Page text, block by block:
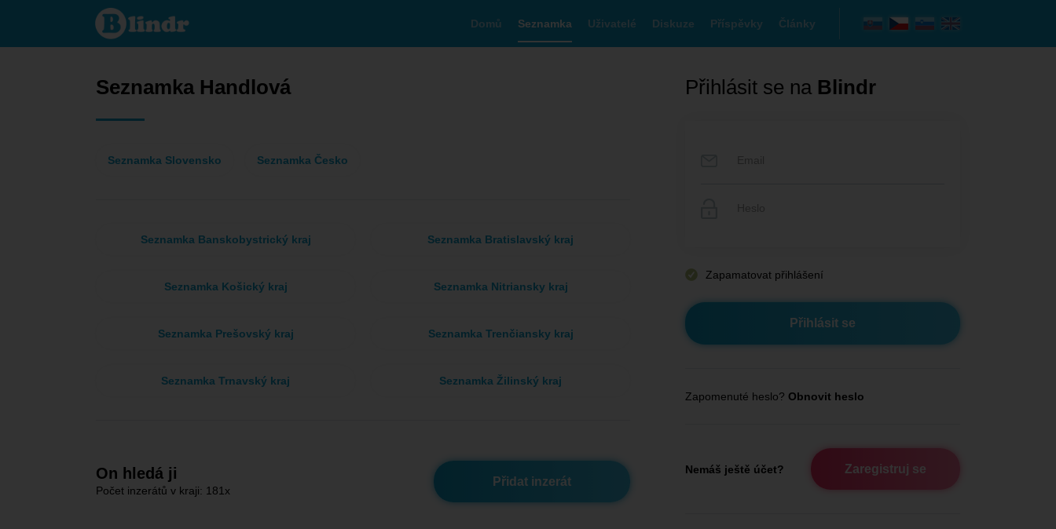
Seznamka
- On
hledá ji
Domů Seznamka Uživatelé Diskuze Příspěvky Články
Seznamka Handlová
Seznamka Slovensko Seznamka Česko
Seznamka Banskobystrický kraj Seznamka Bratislavský kraj
Seznamka Košický kraj Seznamka Nitriansky kraj
Seznamka Prešovský kraj Seznamka Trenčiansky kraj
Seznamka Trnavský kraj Seznamka Žilinský kraj
Přidat inzerát
On hledá ji
Počet inzerátů v kraji: 181x
Přihlásit se na Blindr
Zapamatovat přihlášení
Zapomenuté heslo? Obnovit heslo
Nemáš ještě účet? Zaregistruj se